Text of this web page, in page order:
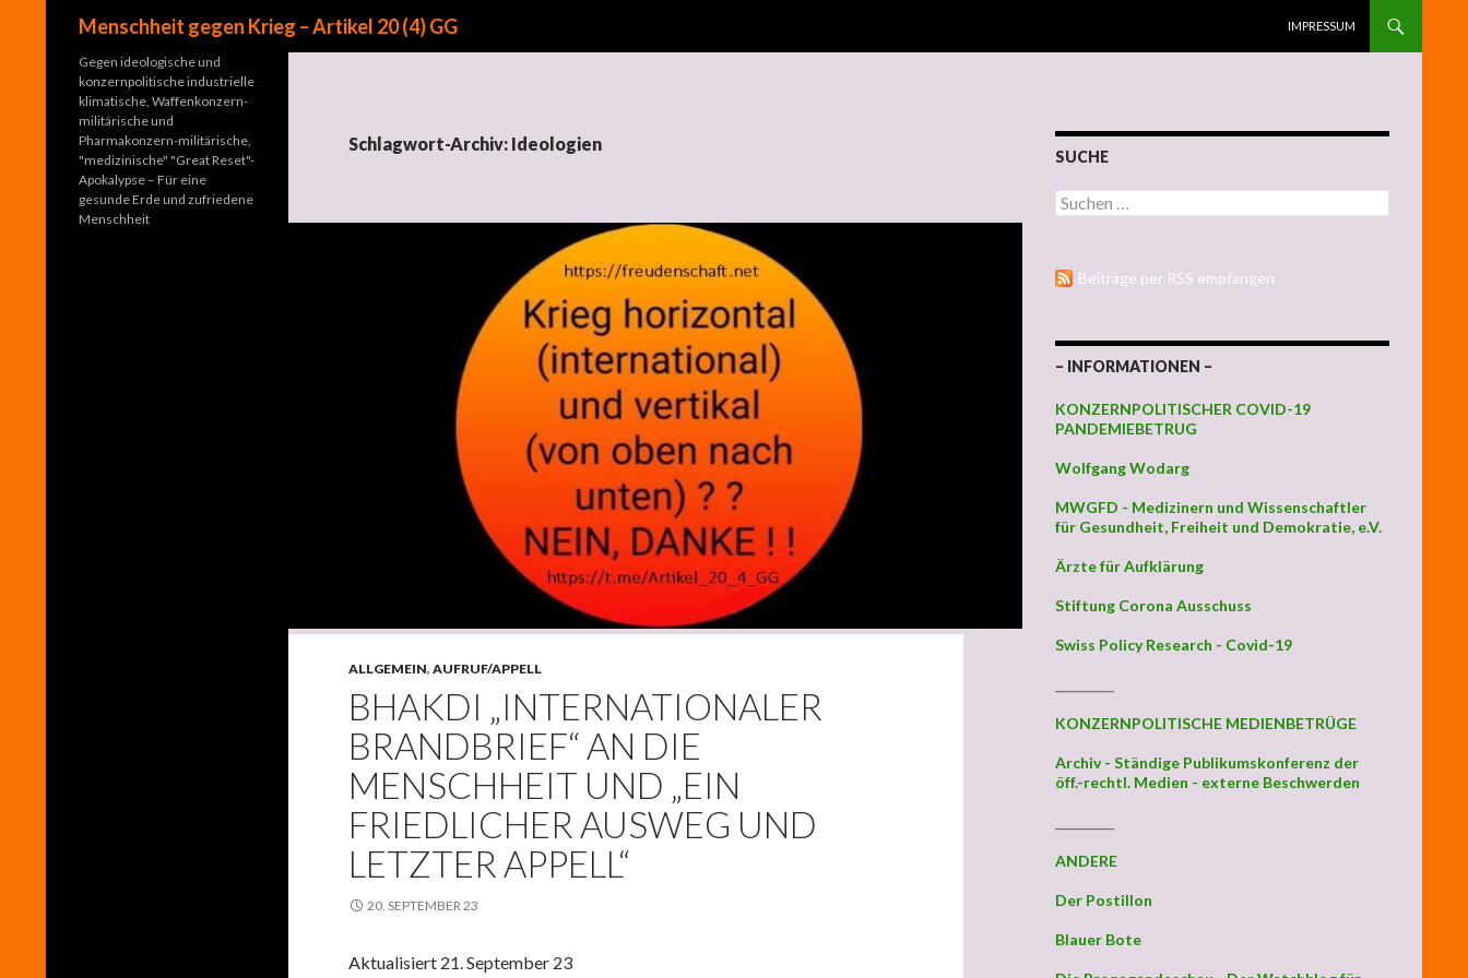
Menschheit gegen Krieg – Artikel 20 (4) GG
IMPRESSUM
Schlagwort-Archiv: Ideologien
ALLGEMEIN, AUFRUF/APPELL
BHAKDI „INTERNATIONALER
BRANDBRIEF“ AN DIE
MENSCHHEIT UND „EIN
FRIEDLICHER AUSWEG UND
LETZTER APPELL“
20. SEPTEMBER 23
Aktualisiert 21. September 23
SUCHE
Suchen nach:
Beiträge per RSS empfangen
– INFORMATIONEN –
KONZERNPOLITISCHER COVID-19
PANDEMIEBETRUG
Wolfgang Wodarg
MWGFD - Medizinern und Wissenschaftler
für Gesundheit, Freiheit und Demokratie, e.V.
Ärzte für Aufklärung
Stiftung Corona Ausschuss
Swiss Policy Research - Covid-19
KONZERNPOLITISCHE MEDIENBETRÜGE
Archiv - Ständige Publikumskonferenz der
öff.-rechtl. Medien - externe Beschwerden
ANDERE
Der Postillon
Blauer Bote
Gegen ideologische und
konzernpolitische industrielle
klimatische, Waffenkonzern-
militärische und
Pharmakonzern-militärische,
"medizinische" "Great Reset"-
Apokalypse – Für eine
gesunde Erde und zufriedene
Menschheit